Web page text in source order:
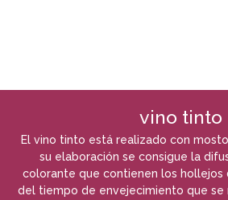
vino tinto
El vino tinto está realizado con
su elaboración se consigue la
colorante que contienen los hollejos
del tiempo de envejecimiento que se